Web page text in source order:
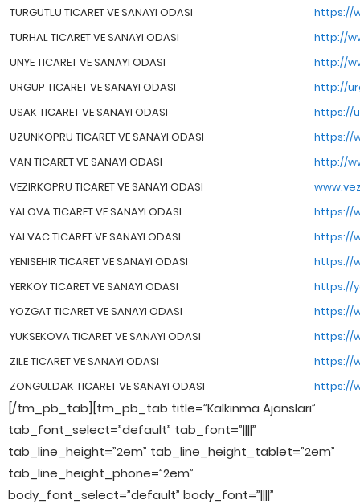
TURGUTLU TICARET VE SANAYI ODASI
https://
TURHAL TICARET VE SANAYI ODASI
http://
UNYE TICARET VE SANAYI ODASI
http://
URGUP TICARET VE SANAYI ODASI
http://
USAK TICARET VE SANAYI ODASI
https://
UZUNKOPRU TICARET VE SANAYI ODASI
https://
VAN TICARET VE SANAYI ODASI
http://
VEZIRKOPRU TICARET VE SANAYI ODASI
YALOVA TİCARET VE SANAYİ ODASI
https://
YALVAC TICARET VE SANAYI ODASI
https://
YENISEHIR TICARET VE SANAYI ODASI
https://
YERKOY TICARET VE SANAYI ODASI
https://
YOZGAT TICARET VE SANAYI ODASI
https://
YUKSEKOVA TICARET VE SANAYI ODASI
https://
ZILE TICARET VE SANAYI ODASI
https://
ZONGULDAK TICARET VE SANAYI ODASI
https://
[/tm_pb_tab][tm_pb_tab title=”Kalkınma Ajansları”
tab_font_select=”default” tab_font=”||||”
tab_line_height=”2em” tab_line_height_tablet=”2em”
tab_line_height_phone=”2em”
body_font_select=”default” body_font=”||||”